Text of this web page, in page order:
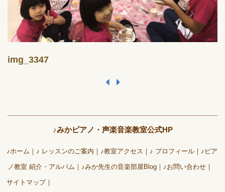
img_3347
♪みかピアノ・声楽音楽教室公式HP
♪ホーム ♪ レッスンのご案内 ♪教室アクセス ♪ プロフィール ♪ピア
ノ教室 紹介・アルバム ♪みか先生の音楽部屋Blog ♪お問い合わせ
サイトマップ